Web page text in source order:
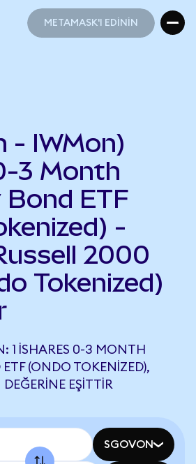
METAMASK'I EDİNİN
- IWMon)
3 Month
Bond ETF
-
2000
Tokenized)
1 ISHARES 0-3 MONTH
(ONDO TOKENIZED),
EŞITTIR
SGOVON